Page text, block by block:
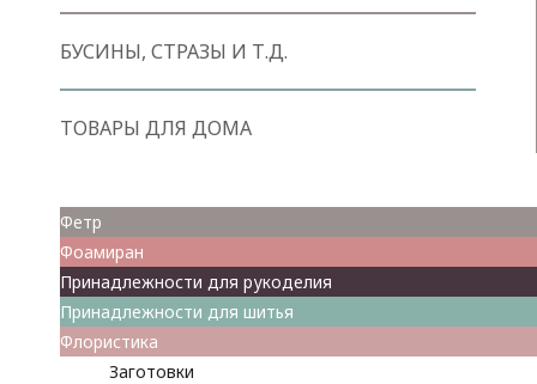
БУСИНЫ, СТРАЗЫ И Т.Д.
ТОВАРЫ ДЛЯ ДОМА
Фетр
Фоамиран
Принадлежности для рукоделия
Принадлежности для шитья
Флористика
Заготовки